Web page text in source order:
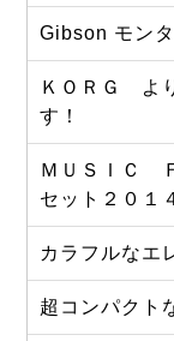
Gibson モン
ＫＯＲＧ よ
す！
ＭＵＳＩＣ
セット２０１
カラフルなエ
超コンパク